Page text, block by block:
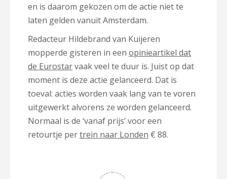
en is daarom gekozen om de actie niet te
laten gelden vanuit Amsterdam.
Redacteur Hildebrand van Kuijeren
mopperde gisteren in een opinieartikel dat
de Eurostarvaak veel te duur is. Juist op dat
moment is deze actie gelanceerd. Dat is
toeval: acties worden vaak lang van te voren
uitgewerkt alvorens ze worden gelanceerd.
Normaal is de ‘vanaf prijs’ voor een
retourtje pertrein naar Londen € 88.